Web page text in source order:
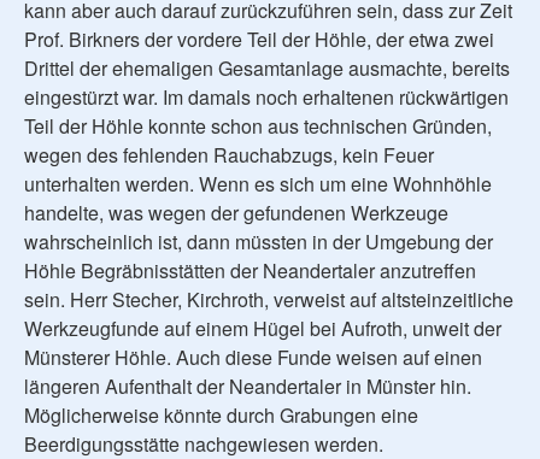
kann aber auch darauf zurückzuführen sein, dass zur Zeit
Prof. Birkners der vordere Teil der Höhle, der etwa zwei
Drittel der ehemaligen Gesamtanlage ausmachte, bereits
eingestürzt war. Im damals noch erhaltenen rückwärtigen
Teil der Höhle konnte schon aus technischen Gründen,
wegen des fehlenden Rauchabzugs, kein Feuer
unterhalten werden. Wenn es sich um eine Wohnhöhle
handelte, was wegen der gefundenen Werkzeuge
wahrscheinlich ist, dann müssten in der Umgebung der
Höhle Begräbnisstätten der Neandertaler anzutreffen
sein. Herr Stecher, Kirchroth, verweist auf altsteinzeitliche
Werkzeugfunde auf einem Hügel bei Aufroth, unweit der
Münsterer Höhle. Auch diese Funde weisen auf einen
längeren Aufenthalt der Neandertaler in Münster hin.
Möglicherweise könnte durch Grabungen eine
Beerdigungsstätte nachgewiesen werden.